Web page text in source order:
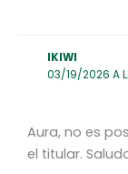
IKIWI
03/19/2026 A
Aura, no es
el titular.